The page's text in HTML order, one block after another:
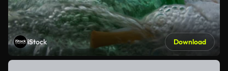
iStock Download